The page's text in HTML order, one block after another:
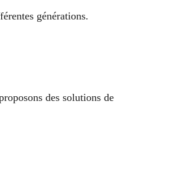
générations.
des solutions de